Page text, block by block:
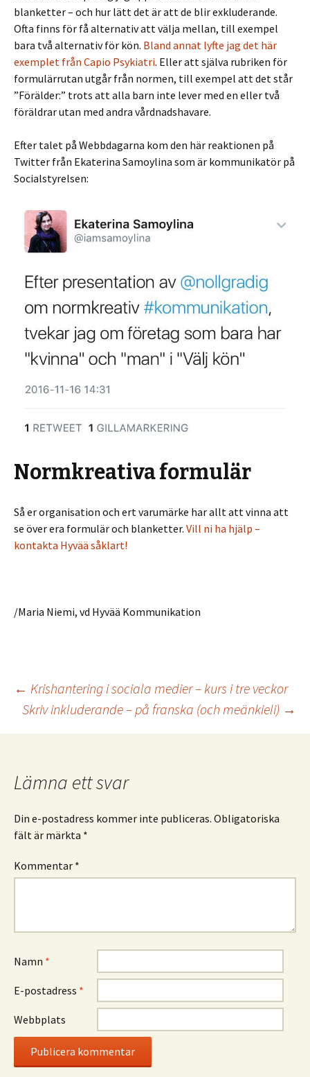
blanketter – och hur lätt det är att de blir exkluderande.
Ofta finns för få alternativ att välja mellan, till exempel
bara två alternativ för kön. Bland annat lyfte jag det här
exemplet från Capio Psykiatri. Eller att själva rubriken för
formulärrutan utgår från normen, till exempel att det står
”Förälder:” trots att alla barn inte lever med en eller två
föräldrar utan med andra vårdnadshavare.
Efter talet på Webbdagarna kom den här reaktionen på
Twitter från Ekaterina Samoylina som är kommunikatör på
Socialstyrelsen:
Normkreativa formulär
Så er organisation och ert varumärke har allt att vinna att
se över era formulär och blanketter. Vill ni ha hjälp –
kontakta Hyvää såklart!
/Maria Niemi, vd Hyvää Kommunikation
Inläggsnavigering
← Krishantering i sociala medier – kurs i tre veckor
Skriv inkluderande – på franska (och meänkieli) →
Lämna ett svar
Din e-postadress kommer inte publiceras. Obligatoriska
fält är märkta *
Kommentar *
Namn *
E-postadress *
Webbplats